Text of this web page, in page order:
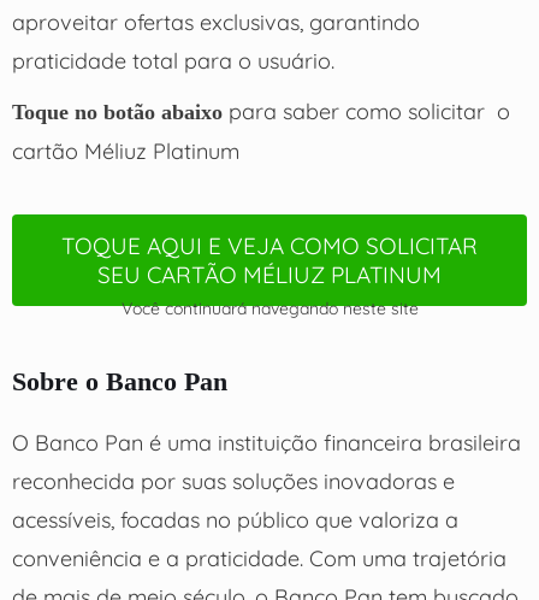
aproveitar ofertas exclusivas, garantindo
praticidade total para o usuário.
Toque no botão abaixopara saber como solicitar o
cartão Méliuz Platinum
TOQUE AQUI E VEJA COMO SOLICITAR
SEU CARTÃO MÉLIUZ PLATINUM
Você continuará navegando neste site
Sobre o Banco Pan
O Banco Pan é uma instituição financeira brasileira
reconhecida por suas soluções inovadoras e
acessíveis, focadas no público que valoriza a
conveniência e a praticidade. Com uma trajetória